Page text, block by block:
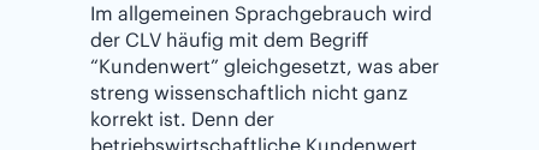
Im allgemeinen Sprachgebrauch wird
der CLV häufig mit dem Begriff
“Kundenwert” gleichgesetzt, was aber
streng wissenschaftlich nicht ganz
korrekt ist. Denn der
betriebswirtschaftliche Kundenwert